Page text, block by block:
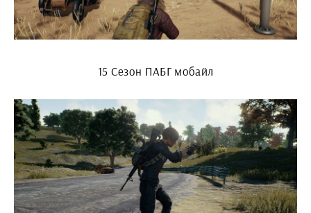
15 Сезон ПАБГ мобайл